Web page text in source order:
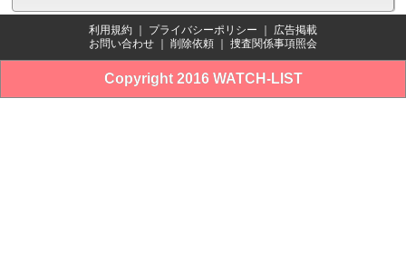
利用規約 プライバシーポリシー
広告掲載
お問い合わせ
削除依頼 捜査関係事項照会
Copyright 2016 WATCH-LIST